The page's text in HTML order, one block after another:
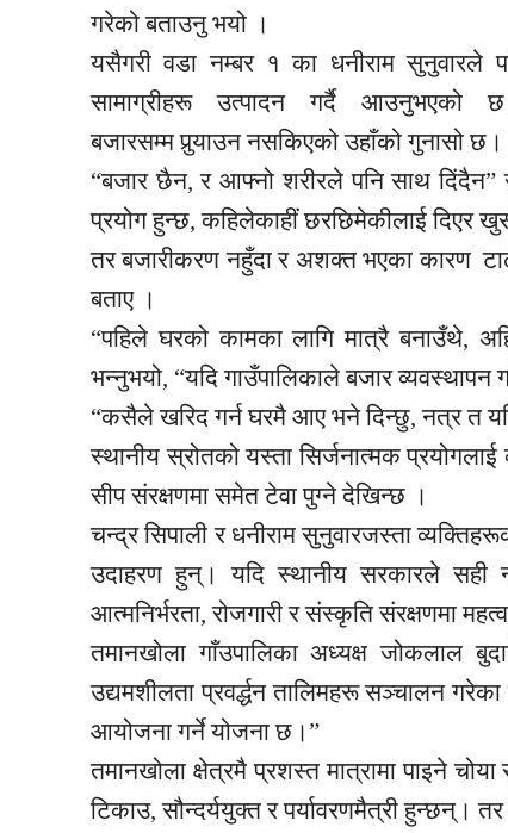
गरेको बताउनु भयो ।
यसैगरी वडा नम्बर १ का धनीराम सुनुवारले
सामाग्रीहरू उत्पादन गर्दै आउनुभएको
बजारसम्म पुर्‍याउन नसकिएको उहाँको गुनासो छ।
“बजार छैन, र आफ्नो शरीरले पनि साथदिंदैन”
प्रयोग हुन्छ, कहिलेकाहीं छरछिमेकीलाई दिएर
तर बजारीकरण नहुँदा र अशक्त भएका कारण
बताए ।
“पहिले घरको कामका लागि मात्रै बनाउँथे,
भन्नुभयो, “यदि गाउँपालिकाले बजार
“कसैले खरिद गर्न घरमै आए भने दिन्छु, नत्र त
स्थानीय स्रोतको यस्ता सिर्जनात्मक प्रयोगलाई
सीप संरक्षणमा समेत टेवा पुग्ने देखिन्छ ।
चन्द्र सिपाली र धनीराम सुनुवारजस्ता
उदाहरण हुन्। यदि स्थानीय सरकारले सही
आत्मनिर्भरता, रोजगारी र संस्कृति संरक्षणमा
तमानखोला गाँउपालिकाअध्यक्ष जोकलाल
उद्यमशीलता प्रवर्द्धन तालिमहरू सञ्चालन
आयोजना गर्ने योजना छ।”
तमानखोला क्षेत्रमै प्रशस्त मात्रामा पाइने
टिकाउ, सौन्दर्ययुक्त र पर्यावरणमैत्री हुन्छन्।